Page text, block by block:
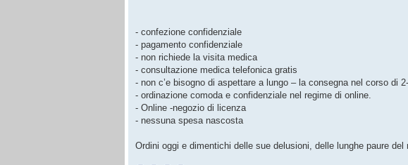
- confezione confidenziale
- pagamento confidenziale
- non richiede la visita medica
- consultazione medica telefonica gratis
- non c’e bisogno di aspettare a lungo – la consegna nel corso di
- ordinazione comoda e confidenziale nel regime di online.
- Online -negozio di licenza
- nessuna spesa nascosta
Ordini oggi e dimentichi delle sue delusioni, delle lunghe paure